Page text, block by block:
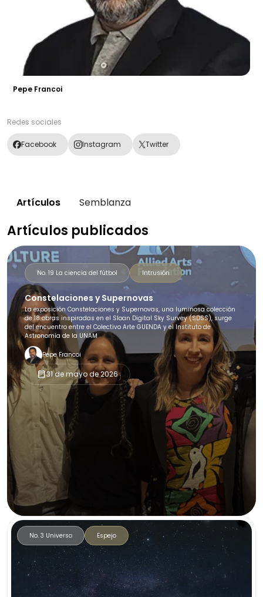
Pepe Francoi
Redes sociales
Facebook Instagram Twitter
Artículos Semblanza
Artículos publicados
No. 19 La ciencia del fútbol Intrusión
Constelaciones y Supernovas
La exposición Constelaciones y Supernovas, una luminosa colección
de 18 obras inspiradas en el Sloan Digital Sky Survey (SDSS), surge
del encuentro entre el Colectivo Arte GUENDA y el Instituto de
Astronomía de la UNAM
Pepe Francoi
calendar_month31 de mayo de 2026
No. 3 Universo Espejo